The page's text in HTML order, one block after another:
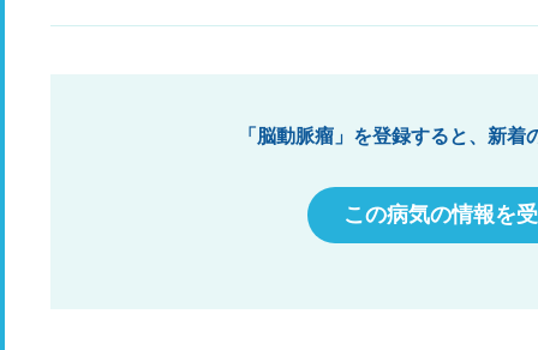
０年以上前の腎結石の際の造影で、全身に湿疹が
おります。 私の叔母が４０歳代でくも膜下出血
で、母が脳出血で亡くなっていること、高血圧の
る事もあるため、何とか治療できたらと願ってお
ります。 何か良い方法があればご教授頂きたく、
ご相談させて頂きました。 よろしくお願いいたし
「脳動脈瘤」を登録すると、新
この病気の情報を